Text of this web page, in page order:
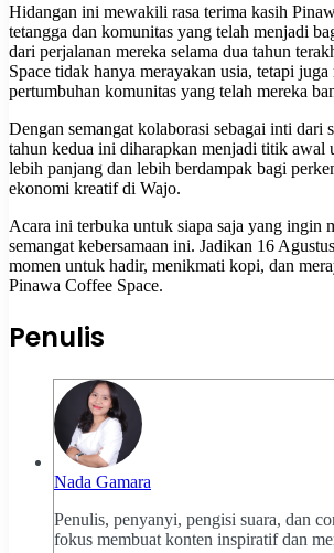
Hidangan ini mewakili rasa terima kasih
tetangga dan komunitas yang telah menjadi
dari perjalanan mereka selama dua tahun
Space tidak hanya merayakan usia, tetapi juga
pertumbuhan komunitas yang telah mereka
Dengan semangat kolaborasi sebagai inti dari
tahun kedua ini diharapkan menjadi titik awal
lebih panjang dan lebih berdampak bagi
ekonomi kreatif di Wajo.
Acara ini terbuka untuk siapa saja yang ingin
semangat kebersamaan ini. Jadikan 16
momen untuk hadir, menikmati kopi, dan
Pinawa Coffee Space.
Penulis
Nada Gamara
Penulis, penyanyi, pengisi suara, dan
fokus membuat konten inspiratif dan